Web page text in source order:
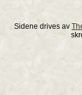
Sidene drives av